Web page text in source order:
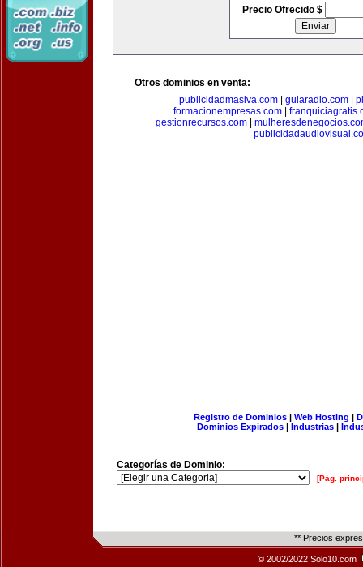
Precio Ofrecido $
Otros dominios en venta:
publicidadmasiva.com
guiaradio.com
formacionempresas.com|
gestionrecursos.com|
Registro de Dominios| Web Hosting |
Dominios Expirados | Industrias |
Categorías de Dominio:
[Pág.
** Precios
© 2002/2022 Solo10.com